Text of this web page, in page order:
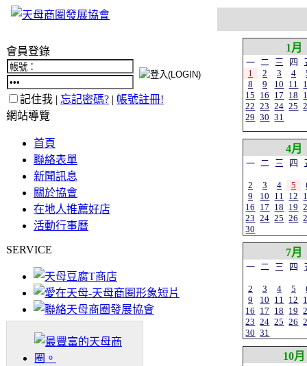
會員登錄
記住我 | 忘記密碼? | 帳號註冊!
網站導覽
首頁
聯絡表單
新聞訊息
關於協會
在地人推薦好店
活動行事曆
SERVICE
1月
一 二 三 四
1
2 3 4
8
9 10 11
15 16 17 18
22 23 24 25
29 30 31
4月
一 二 三 四
2 3 4 5
9
10 11 12
16 17 18 19
23 24 25 26
30
7月
一 二 三 四
2 3 4 5
9
10 11 12
16 17 18 19
23 24 25 26
30 31
10月